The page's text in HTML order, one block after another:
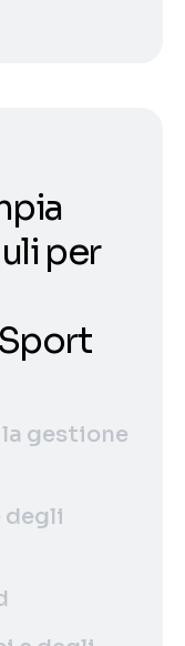
per
gestione
degli